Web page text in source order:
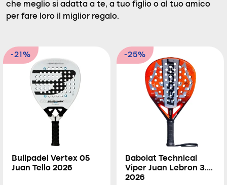
che meglio si adatta a te, a tuo figlio o al tuo amico
per fare loro il miglior regalo.
-21%
Bullpadel Vertex 05
Juan Tello 2026
-25%
Babolat Technical
Viper Juan Lebron 3.0
2026